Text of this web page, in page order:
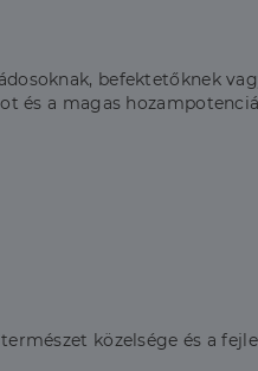
befektetőknek
és a magas
közelsége és a